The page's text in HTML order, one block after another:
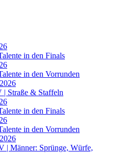
in den Finals
in den Vorrunden
| Straße & Staffeln
in den Finals
in den Vorrunden
| Männer: Sprünge, Würfe,